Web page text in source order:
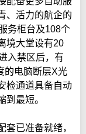
、活力的航企的
务柜台及108个
境大堂设有20
入禁区后，有
的电脑断层X光
检通道具备自动
到最短。
套已准备就绪，